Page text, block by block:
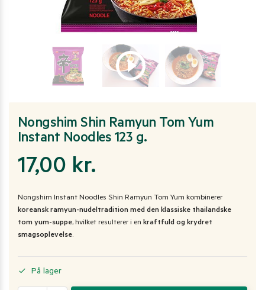
Nongshim Shin Ramyun Tom Yum
Instant Noodles 123 g.
17,00 kr.
Nongshim Instant Noodles Shin Ramyun Tom Yum kombinerer
koreansk ramyun-nudeltradition med den klassiske thailandske
tom yum-suppe, hvilket resulterer i en kraftfuld og krydret
smagsoplevelse.
På lager